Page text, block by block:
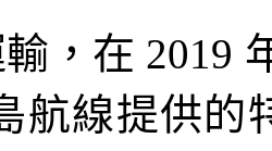
，在 2019
航線提供的